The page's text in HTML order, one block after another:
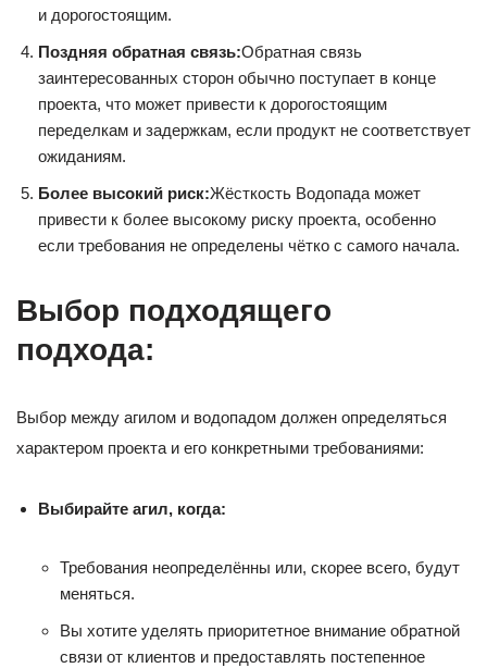
и дорогостоящим.
Поздняя обратная связь:Обратная связь
заинтересованных сторон обычно поступает в конце
проекта, что может привести к дорогостоящим
переделкам и задержкам, если продукт не соответствует
ожиданиям.
Более высокий риск:Жёсткость Водопада может
привести к более высокому риску проекта, особенно
если требования не определены чётко с самого начала.
Выбор подходящего
подхода:
Выбор между агилом и водопадом должен определяться
характером проекта и его конкретными требованиями:
Выбирайте агил, когда:
Требования неопределённы или, скорее всего, будут
меняться.
Вы хотите уделять приоритетное внимание обратной
связи от клиентов и предоставлять постепенное